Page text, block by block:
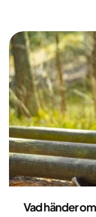
påverka
vi igenom
behandlingen
Vad händer